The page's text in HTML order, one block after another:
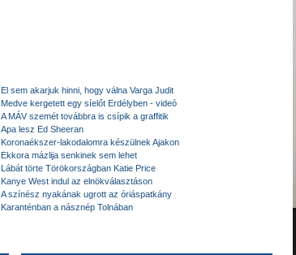
El sem akarjuk hinni, hogy válna Varga Judit
Medve kergetett egy síelőt Erdélyben - videó
A MÁV szemét továbbra is csípik a graffitik
Apa lesz Ed Sheeran
Koronaékszer-lakodalomra készülnek Ajakon
Ekkora mázlija senkinek sem lehet
Lábát törte Törökországban Katie Price
Kanye West indul az elnökválasztáson
A színész nyakának ugrott az óriáspatkány
Karanténban a násznép Tolnában